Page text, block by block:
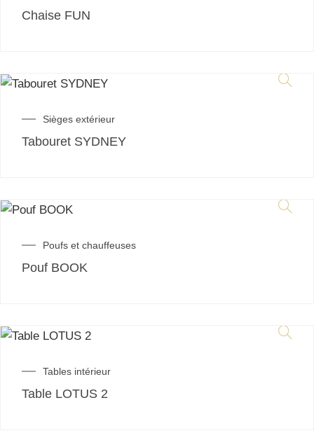
Chaise FUN
Sièges extérieur
Tabouret SYDNEY
Poufs et chauffeuses
Pouf BOOK
Tables intérieur
Table LOTUS 2